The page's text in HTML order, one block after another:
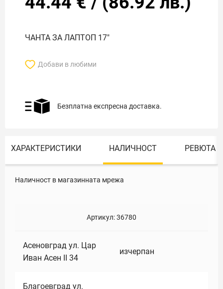
ЧАНТА ЗА ЛАПТОП 17"
Добави в любими
Безплатна експресна доставка.
ХАРАКТЕРИСТИКИ НАЛИЧНОСТ РЕВЮТА
Наличност в магазинната мрежа
Артикул:36780
Асеновград ул. Цар
Иван Асен II 34
изчерпан
Благоевград ул.